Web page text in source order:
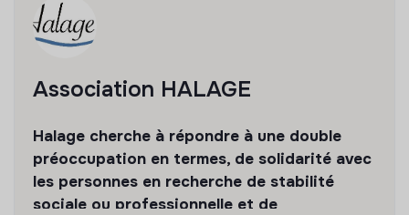
Association HALAGE
Halage cherche à répondre à une double
préoccupation en termes, de solidarité avec
les personnes en recherche de stabilité
sociale ou professionnelle et de